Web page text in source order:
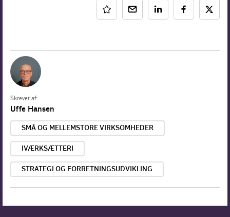
Skrevet af:
Uffe Hansen
SMÅ OG MELLEMSTORE VIRKSOMHEDER
IVÆRKSÆTTERI
STRATEGI OG FORRETNINGSUDVIKLING